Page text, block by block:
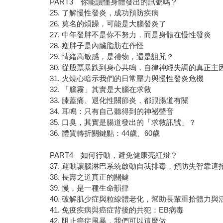
25. 了解慢性發炎，成功預防疾病
26. 莫名的煩躁，可能是大腦發炎了
27. 中年發胖不是你不努力，而是身體在慢性發炎
28. 瘦胖子是內臟脂肪在作怪
29. 情緒高敏感，是禮物，還是詛咒？
30. 從股票暴跌到身心共鳴，自律神經失調的真正主
31. 火燒心暗示我們的日常壓力與慢性發炎危機
32. 「腦霧」其實是大腦在求救
33. 膝蓋痛、退化性關節炎，都跟腸道有關
34. 耳鳴：只有自己聽得到的神祕聲音
35. 口臭，其實是腸道發出的「求救訊號」？
36. 體質轉折關鍵點：44歲、60歲
PART4 如何行動，避免健康亮紅燈？
37. 運動讓腦淋巴系統啟動自我排毒，預防失智靠這
38. 長壽之道真正的關鍵
39. 慢，是一種生命韻律
40. 破解肌少症與粒線體老化，幫助長輩重拾體力與
41. 免疫疾病與癌症背後的共犯：EB病毒
42. 阻止癌症風暴，我們可以這麼做